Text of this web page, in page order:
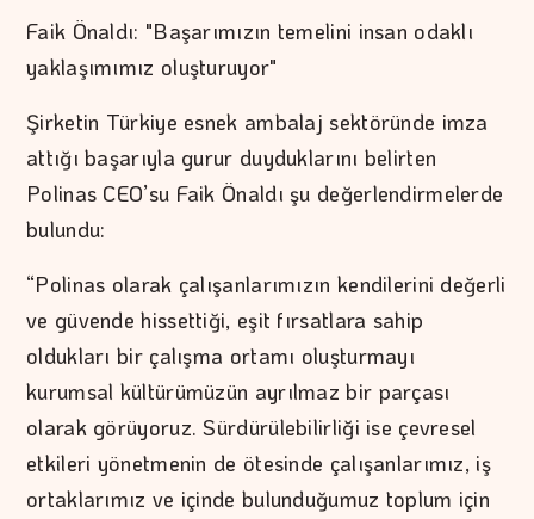
Faik Önaldı: "Başarımızın temelini insan odaklı
yaklaşımımız oluşturuyor"
Şirketin Türkiye esnek ambalaj sektöründe imza
attığı başarıyla gurur duyduklarını belirten
Polinas CEO’su Faik Önaldı şu değerlendirmelerde
bulundu:
“Polinas olarak çalışanlarımızın kendilerini değerli
ve güvende hissettiği, eşit fırsatlara sahip
oldukları bir çalışma ortamı oluşturmayı
kurumsal kültürümüzün ayrılmaz bir parçası
olarak görüyoruz. Sürdürülebilirliği ise çevresel
etkileri yönetmenin de ötesinde çalışanlarımız, iş
ortaklarımız ve içinde bulunduğumuz toplum için